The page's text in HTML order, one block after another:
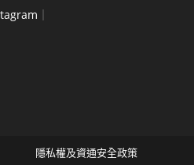
｜
隱私權及資通安全政策